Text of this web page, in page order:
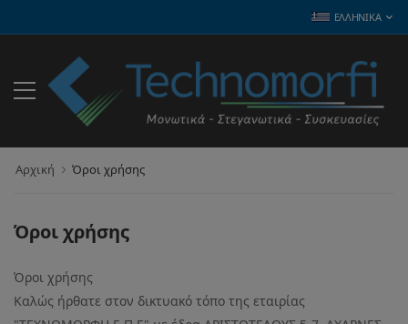
ΕΛΛΗΝΙΚΆ
Αρχική Όροι χρήσης
Όροι χρήσης
Όροι χρήσης
Καλώς ήρθατε στον δικτυακό τόπο της εταιρίας